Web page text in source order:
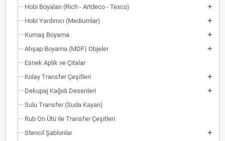
Hobi Boyaları (Rich - Artdeco - Texco)
Hobi Yardımcı (Mediumlar)
Kumaş Boyama
Ahşap Boyama (MDF) Objeler
Esnek Aplik ve Çıtalar
Kolay Transfer Çeşitleri
Dekupaj Kağıdı Desenleri
Sulu Transfer (Suda Kayan)
Rub On Ütü ile Transfer Çeşitleri
Stencil Şablonlar